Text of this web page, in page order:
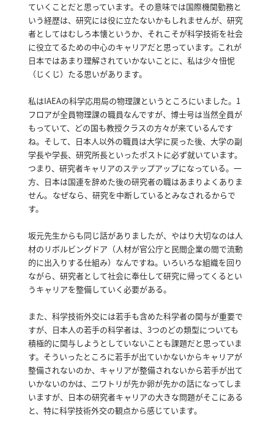
ていくことだと思っています。 その意味では国際機関勤務と
いう経歴は、研究には役に立たないかもしれませんが、研究
者としてはむしろ本懐というか、それこそが科学技術を社会
に役立てるための中心のキャリアだと思っています。 これが
日本ではあまり理解されていかないことに、私は少々忸怩
（じくじ）たる思いがあります。
私はIAEAの科学応用局の物理課というところにいました。 1
フロアが全員物理課の職員なんですが、博士号は当然全員が
もっていて、どの国も教授クラスの方々が来ているんです
ね。 そして、日本人以外の職員は大学に戻った後、大学の副
学長や学長、研究所長といったポストに必ず就いています。
つまり、研究者キャリアのステップアップになっている。 一
方、日本は国連を辞めた後の研究者の職はあまりよくありま
せん。 なぜなら、研究を中断しているとみなされるからで
す。
坂元先生からも同じ話がありましたが、やはり大切なのは人
材のリボルビングドア（人材が官公庁と民間企業の間で流動
的に出入りする仕組み）なんですね。 いろいろな組織を回り
ながら、研究者として社会に奉仕して研究に帰ってくるとい
うキャリアを整備していく必要がある。
また、科学技術外交には若手も含めた科学者の関与が重要で
すが、日本人の若手の科学者は、3つのどの類型についても
積極的に関与しようとしていないことも課題だと思っていま
す。 そういったところに若手が出ていかないからキャリアが
整備されないのか、キャリアが整備されないから若手が出て
いかないのかは、ニワトリが先か卵が先かの話になってしま
いますが、日本の研究者キャリアの大きな問題がそこにある
と、特に科学技術外交の観点から感じています。